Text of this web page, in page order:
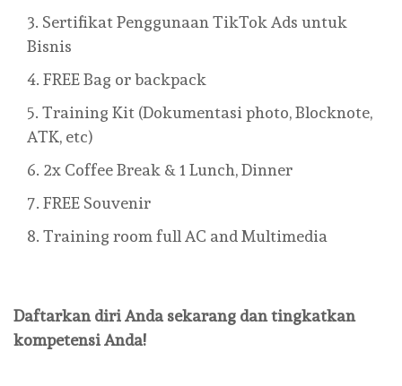
Sertifikat Penggunaan TikTok Ads untuk
Bisnis
FREE Bag or backpack
Training Kit (Dokumentasi photo, Blocknote,
ATK, etc)
2x Coffee Break & 1 Lunch, Dinner
FREE Souvenir
Training room full AC and Multimedia
Daftarkan diri Anda sekarang dan tingkatkan
kompetensi Anda!